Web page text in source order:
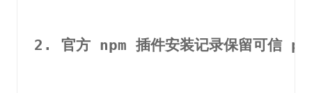
2. 官方 npm 插件安装记录保留可信